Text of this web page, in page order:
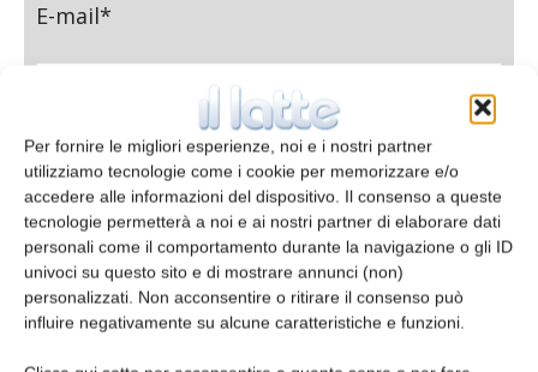
Per fornire le migliori esperienze, noi e i nostri partner
utilizziamo tecnologie come i cookie per memorizzare e/o
accedere alle informazioni del dispositivo. Il consenso a queste
tecnologie permetterà a noi e ai nostri partner di elaborare dati
personali come il comportamento durante la navigazione o gli ID
univoci su questo sito e di mostrare annunci (non)
personalizzati. Non acconsentire o ritirare il consenso può
influire negativamente su alcune caratteristiche e funzioni.
E-mail*
Telefono
Oggetto